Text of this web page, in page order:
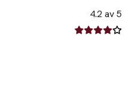
4.2 av 5
4.2 av fem